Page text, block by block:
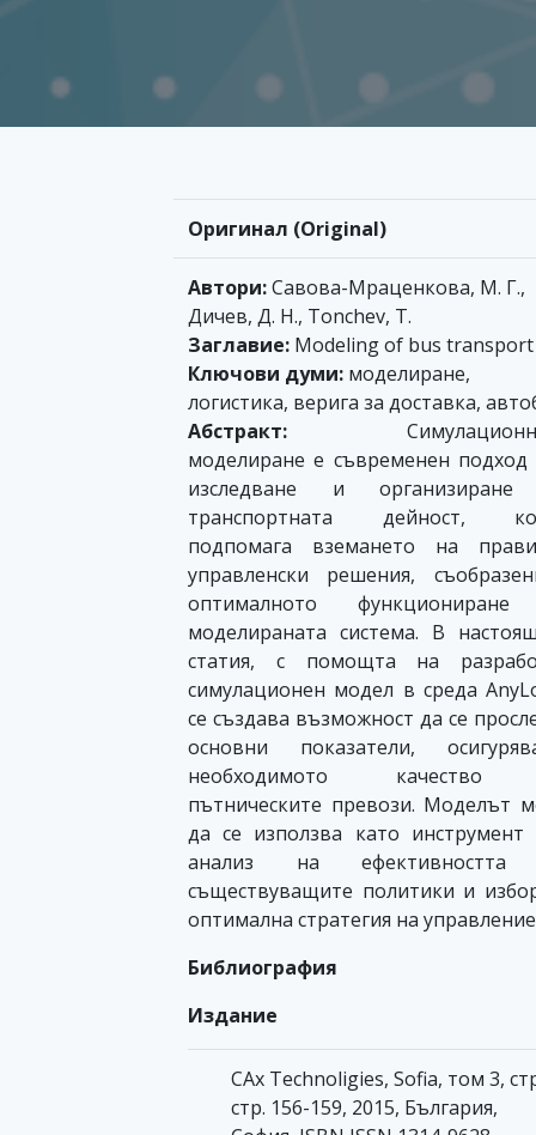
Оригинал (Original)
Автори:Савова-Мраценкова, М. Г.,
Дичев, Д. Н., Tonchev, T.
Заглавие: Modeling of bus transport
Ключови думи: моделиране,
логистика, верига за доставка,
Абстракт:
моделиране е съвременен подход
изследване и
транспортната дейност,
подпомага вземането на
управленски решения,
оптималното
моделираната система. В
статия, с помощта на
симулационен модел в среда
се създава възможност да се
основни показатели,
необходимото качество
пътническите превози. Моделът
да се използва като инструмент
анализ на
съществуващите политики и
оптимална стратегия на
Библиография
Издание
CAx Technoligies, Sofia, том 3,
стр. 156-159, 2015, България,